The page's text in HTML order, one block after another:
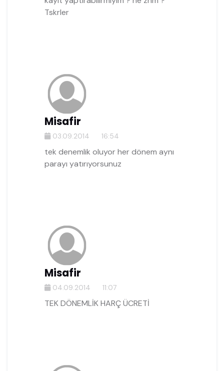
Tskrler
Misafir
03.09.2014 16:54
tek denemlik oluyor her dönem aynı
parayı yatırıyorsunuz
Misafir
04.09.2014 11:07
TEK DÖNEMLİK HARÇ ÜCRETİ